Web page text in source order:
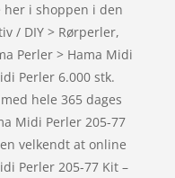
her i shoppen i den
/ DIY > Rørperler,
Perler > Hama Midi
Perler 6.000 stk.
hele 365 dages
Midi Perler 205-77
velkendt at online
Perler 205-77 Kit –